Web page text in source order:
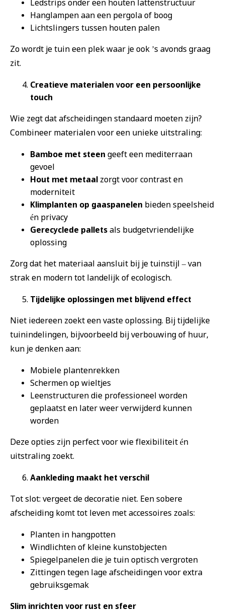
Ledstrips onder een houten lattenstructuur
Hanglampen aan een pergola of boog
Lichtslingers tussen houten palen
Zo wordt je tuin een plek waar je ook ’s avonds graag
zit.
Creatieve materialen voor een persoonlijke
touch
Wie zegt dat afscheidingen standaard moeten zijn?
Combineer materialen voor een unieke uitstraling:
Bamboe met steen geeft een mediterraan
gevoel
Hout met metaal zorgt voor contrast en
moderniteit
Klimplanten op gaaspanelen bieden speelsheid
én privacy
Gerecyclede palletsals budgetvriendelijke
oplossing
Zorg dat het materiaal aansluit bij je tuinstijl – van
strak en modern tot landelijk of ecologisch.
Tijdelijke oplossingen met blijvend effect
Niet iedereen zoekt een vaste oplossing. Bij tijdelijke
tuinindelingen, bijvoorbeeld bij verbouwing of huur,
kun je denken aan:
Mobiele plantenrekken
Schermen op wieltjes
Leenstructuren die professioneel worden
geplaatst en later weer verwijderd kunnen
worden
Deze opties zijn perfect voor wie flexibiliteit én
uitstraling zoekt.
Aankleding maakt het verschil
Tot slot: vergeet de decoratie niet. Een sobere
afscheiding komt tot leven met accessoires zoals:
Planten in hangpotten
Windlichten of kleine kunstobjecten
Spiegelpanelen die je tuin optisch vergroten
Zittingen tegen lage afscheidingen voor extra
gebruiksgemak
Slim inrichten voor rust en sfeer